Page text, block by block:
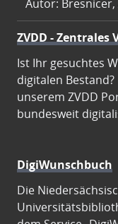
Autor: Bresnicer,
ZVDD -
Ist Ihr gesuchtes
digitalen
unserem ZVDD
bundesweit
DigiWunschbuch
Die